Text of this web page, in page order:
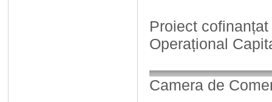
Proiect
Operațional
Camera de